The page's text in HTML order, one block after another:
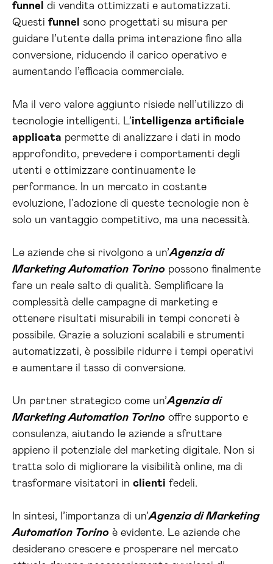
funnel
di vendita ottimizzati e automatizzati.
Questi funnel
sono progettati su misura per
guidare l’utente dalla prima interazione fino alla
conversione, riducendo il carico operativo e
aumentando l’efficacia commerciale.
Ma il vero valore aggiunto risiede nell’utilizzo di
tecnologie intelligenti. L’intelligenza artificiale
applicata permette di analizzare i dati in modo
approfondito, prevedere i comportamenti degli
utenti e ottimizzare continuamente le
performance. In un mercato in costante
evoluzione, l’adozione di queste tecnologie non è
solo un vantaggio competitivo, ma una necessità.
Le aziende che si rivolgono a un’Agenzia di
Marketing Automation Torino possono finalmente
fare un reale salto di qualità. Semplificare la
complessità delle campagne di marketing e
ottenere risultati misurabili in tempi concreti è
possibile. Grazie a soluzioni scalabili e strumenti
automatizzati, è possibile ridurre i tempi operativi
e aumentare il tasso di conversione.
Un partner strategico come un’Agenzia di
Marketing Automation Torino offre supporto e
consulenza, aiutando le aziende a sfruttare
appieno il potenziale del marketing digitale. Non si
tratta solo di migliorare la visibilità online, ma di
trasformare visitatori in clienti fedeli.
In sintesi, l’importanza di un’Agenzia di Marketing
Automation Torino è evidente. Le aziende che
desiderano crescere e prosperare nel mercato